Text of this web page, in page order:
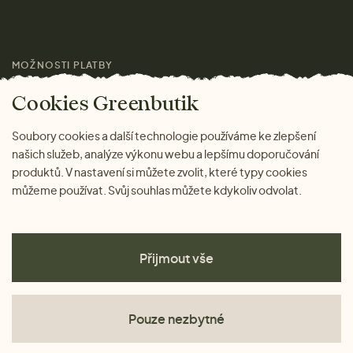
Magazín
MOŽNOSTI PLATBY
Cookies Greenbutik
Soubory cookies a další technologie používáme ke zlepšení
našich služeb, analýze výkonu webu a lepšímu doporučování
produktů. V nastavení si můžete zvolit, které typy cookies
můžeme používat. Svůj souhlas můžete kdykoliv odvolat.
Přijmout vše
Pouze nezbytné